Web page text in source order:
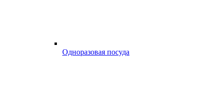
Одноразовая посуда